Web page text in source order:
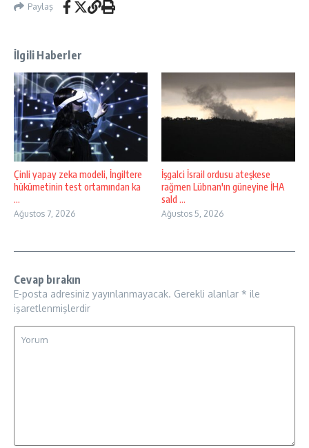
Paylaş
İlgili Haberler
Çinli yapay zeka modeli, İngiltere
hükümetinin test ortamından ka
...
Ağustos 7, 2026
İşgalci İsrail ordusu ateşkese
rağmen Lübnan'ın güneyine İHA
sald ...
Ağustos 5, 2026
Cevap bırakın
E-posta adresiniz yayınlanmayacak. Gerekli alanlar * ile
işaretlenmişlerdir